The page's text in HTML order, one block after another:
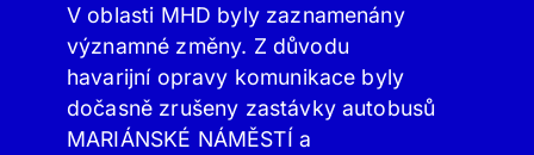
V oblasti MHD byly zaznamenány
významné změny. Z důvodu
havarijní opravy komunikace byly
dočasně zrušeny zastávky autobusů
MARIÁNSKÉ NÁMĚSTÍ a